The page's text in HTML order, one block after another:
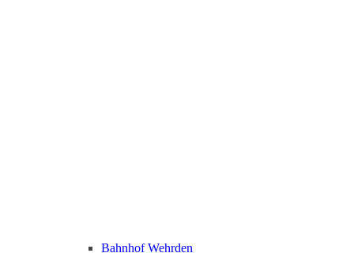
Bahnhof Wehrden